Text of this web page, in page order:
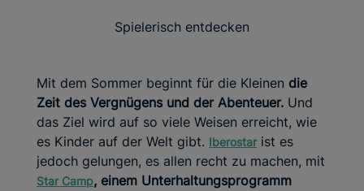
Spielerisch entdecken
Mit dem Sommer beginnt für die Kleinen die
Zeit des Vergnügens und der Abenteuer. Und
das Ziel wird auf so viele Weisen erreicht, wie
es Kinder auf der Welt gibt. Iberostarist es
jedoch gelungen, es allen recht zu machen, mit
Star Camp, einem Unterhaltungsprogramm